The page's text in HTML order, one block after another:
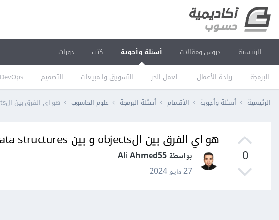
الرئيسية دروس ومقالات أسئلة وأجوبة
البرمجة ريادة الأعمال العمل الحر التسويق والمبيعات التصميم DevOps
كتب دورات
الرئيسية أسئلة وأجوبة الأقسام أسئلة البرمجة علوم الحاسوب هو اي الفرق بين الobjects و بين data structures ؟
0
هو اي الفرق بين الobjects و بين data structures ؟
بواسطة Ali Ahmed55
27 مايو 2024